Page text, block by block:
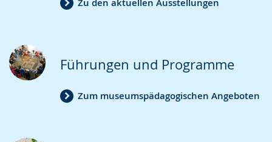
Zu den aktuellen Ausstellungen
Führungen und Programme
Zum museumspädagogischen Angeboten